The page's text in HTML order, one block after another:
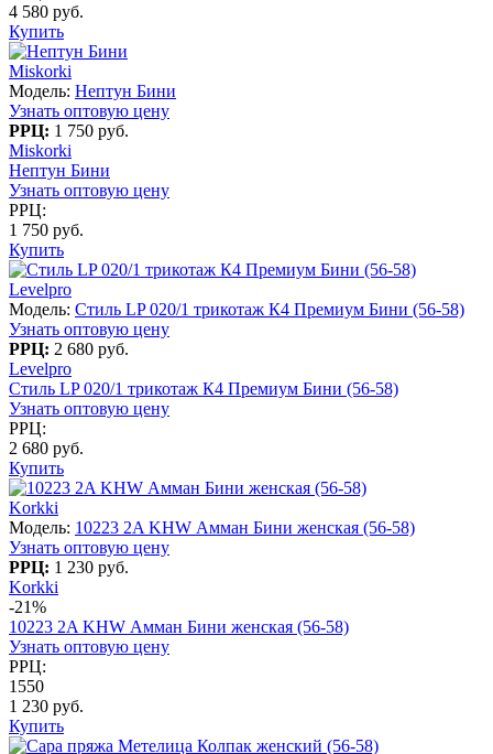
4 580 руб.
Купить
Miskorki
Модель: Нептун Бини
Узнать оптовую цену
РРЦ: 1 750 руб.
Miskorki
Нептун Бини
Узнать оптовую цену
РРЦ:
1 750 руб.
Купить
Levelpro
Модель: Стиль LP 020/1 трикотаж К4 Премиум Бини (56-58)
Узнать оптовую цену
РРЦ: 2 680 руб.
Levelpro
Стиль LP 020/1 трикотаж К4 Премиум Бини (56-58)
Узнать оптовую цену
РРЦ:
2 680 руб.
Купить
Korkki
Модель: 10223 2A KHW Амман Бини женская (56-58)
Узнать оптовую цену
РРЦ: 1 230 руб.
Korkki
-21%
10223 2A KHW Амман Бини женская (56-58)
Узнать оптовую цену
РРЦ:
1550
1 230 руб.
Купить